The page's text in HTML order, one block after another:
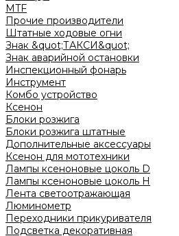
MTF
Прочие производители
Штатные ходовые огни
Знак &quot;ТАКСИ&quot;
Знак аварийной остановки
Инспекционный фонарь
Инструмент
Комбо устройство
Ксенон
Блоки розжига
Блоки розжига штатные
Дополнительные аксессуары
Ксенон для мототехники
Лампы ксеноновые цоколь D
Лампы ксеноновые цоколь H
Лента светоотражающая
Люминометр
Переходники прикуривателя
Подсветка декоративная